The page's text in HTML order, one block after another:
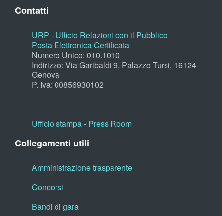
Contatti
URP - Ufficio Relazioni con il Pubblico
Posta Elettronica Certificata
Numero Unico: 010.1010
Indirizzo: Via Garibaldi 9, Palazzo Tursi, 16124
Genova
P. Iva: 00856930102
Ufficio stampa - Press Room
Collegamenti utili
Amministrazione trasparente
Concorsi
Bandi di gara